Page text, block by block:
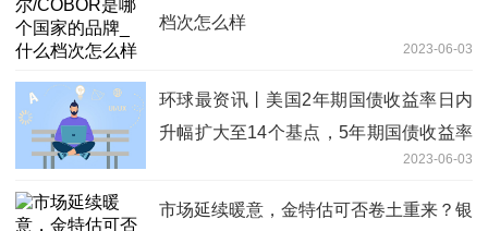
档次怎么样
2023-06-03
环球最资讯丨美国2年期国债收益率日内
升幅扩大至14个基点，5年期国债收益率
2023-06-03
市场延续暖意，金特估可否卷土重来？银